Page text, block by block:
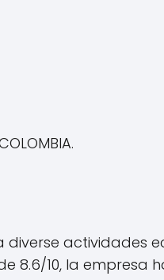
a diverse actividades
8.6/10, la empresa